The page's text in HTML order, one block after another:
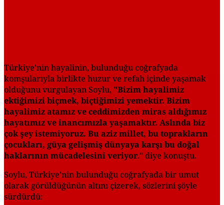
Türkiye'nin hayalinin, bulunduğu coğrafyada
komşularıyla birlikte huzur ve refah içinde yaşamak
olduğunu vurgulayan Soylu, "Bizim hayalimiz
ektiğimizi biçmek, biçtiğimizi yemektir. Bizim
hayalimiz atamız ve ceddimizden miras aldığımız
hayatımız ve inancımızla yaşamaktır. Aslında biz
çok şey istemiyoruz. Bu aziz millet, bu toprakların
çocukları, güya gelişmiş dünyaya karşı bu doğal
haklarının mücadelesini veriyor." diye konuştu.
Soylu, Türkiye'nin bulunduğu coğrafyada bir umut
olarak görüldüğünün altını çizerek, sözlerini şöyle
sürdürdü: